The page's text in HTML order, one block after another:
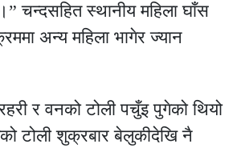
चन्दसहित स्थानीय महिला घाँस
अन्य महिला भागेर ज्यान
र वनको टोली पचुँइ पुगेको थियो
टोली शुक्रबार बेलुकीदेखि नै